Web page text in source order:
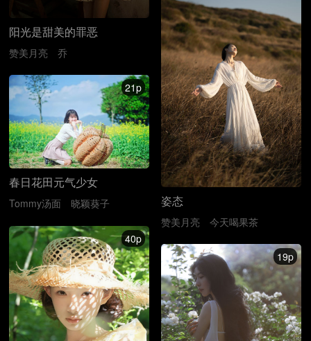
阳光是甜美的罪恶
赞美月亮 乔
姿态
赞美月亮 今天喝果茶
21p
春日花田元气少女
Tommy汤面 晓颖葵子
40p
19p